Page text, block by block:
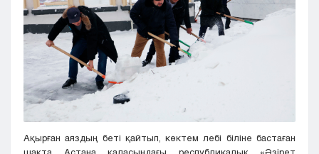
Тараз
Туркестан
Уральск
Усть-Каменогорск
Шымкент
Ақырған аяздың беті қайтып, көктем лебі біліне бастаған
шақта Астана қаласындағы республикалық «Әзірет